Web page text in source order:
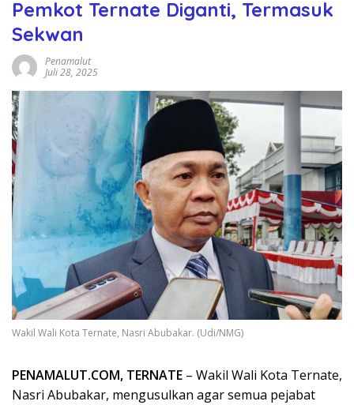
Pemkot Ternate Diganti, Termasuk
Sekwan
Penamalut
Juli 28, 2025
Wakil Wali Kota Ternate, Nasri Abubakar. (Udi/NMG)
PENAMALUT.COM, TERNATE – Wakil Wali Kota Ternate,
Nasri Abubakar, mengusulkan agar semua pejabat